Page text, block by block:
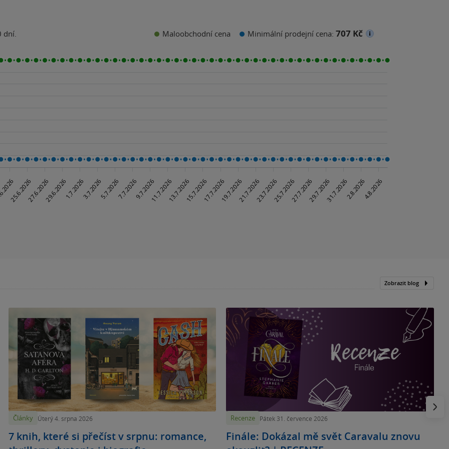
dní. Maloobchodní cena Minimální prodejní cena: 707 Kč
Zobrazit blog
Články Úterý 4. srpna 2026
7 knih, které si přečíst v srpnu: romance,
Recenze Pátek 31. července 2026
Finále: Dokázal mě svět Caravalu znovu